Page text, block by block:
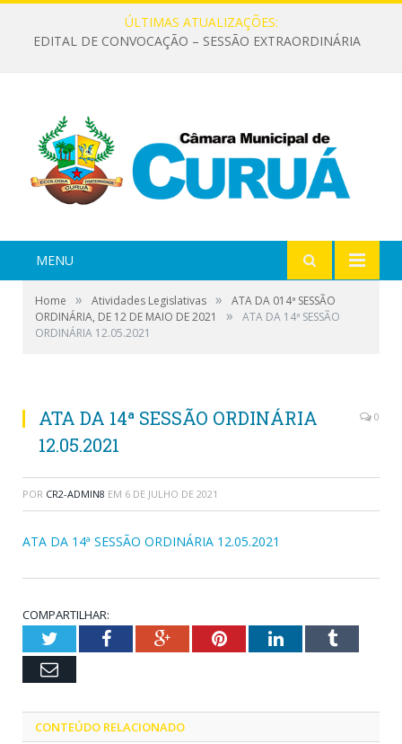
ÚLTIMAS ATUALIZAÇÕES:
EDITAL DE CONVOCAÇÃO – SESSÃO EXTRAORDINÁRIA
MENU
Home » Atividades Legislativas »
ATA DA 014ª SESSÃO
ORDINÁRIA, DE 12 DE MAIO DE 2021
»
ATA DA 14ª SESSÃO
ORDINÁRIA 12.05.2021
ATA DA 14ª SESSÃO ORDINÁRIA
12.05.2021
0
POR CR2-ADMIN8 EM 6 DE JULHO DE 2021
ATA DA 14ª SESSÃO ORDINÁRIA 12.05.2021
COMPARTILHAR:
TwitterFacebookGoogle+PinterestLinkedInTumblr
Email
CONTEÚDO RELACIONADO